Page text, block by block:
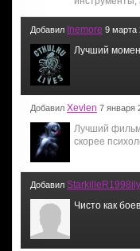
Добавил Inemore 9 марта
Лучший
Добавил Xevlen 7 января
Лучший фильм
скорее
Добавил StarkilleR1998ily
Чисто как